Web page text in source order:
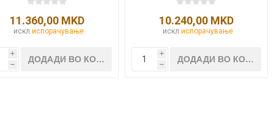
11.360,00 MKD
искл.испорачување
i
h
10.240,00 MKD
искл.испорачување
i
h